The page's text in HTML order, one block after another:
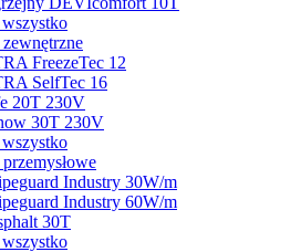
FreezeTec 12
SelfTec 16
20T 230V
30T 230V
Industry 30W/m
Industry 60W/m
30T